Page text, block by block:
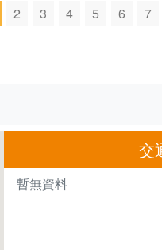
2 3 4 5 6 7
交
暫無資料